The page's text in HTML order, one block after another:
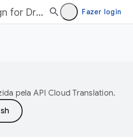
Driving Fazer login
pela API Cloud Translation.